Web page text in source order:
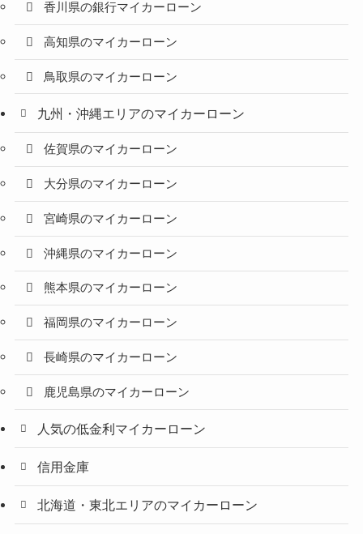
香川県の銀行マイカーローン
高知県のマイカーローン
鳥取県のマイカーローン
九州・沖縄エリアのマイカーローン
佐賀県のマイカーローン
大分県のマイカーローン
宮崎県のマイカーローン
沖縄県のマイカーローン
熊本県のマイカーローン
福岡県のマイカーローン
長崎県のマイカーローン
鹿児島県のマイカーローン
人気の低金利マイカーローン
信用金庫
北海道・東北エリアのマイカーローン